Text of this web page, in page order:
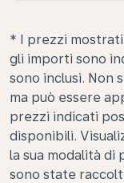
* I prezzi
gli importi sono
sono inclusi. Non
ma può essere
prezzi indicati
disponibili.
la sua modalità
sono state